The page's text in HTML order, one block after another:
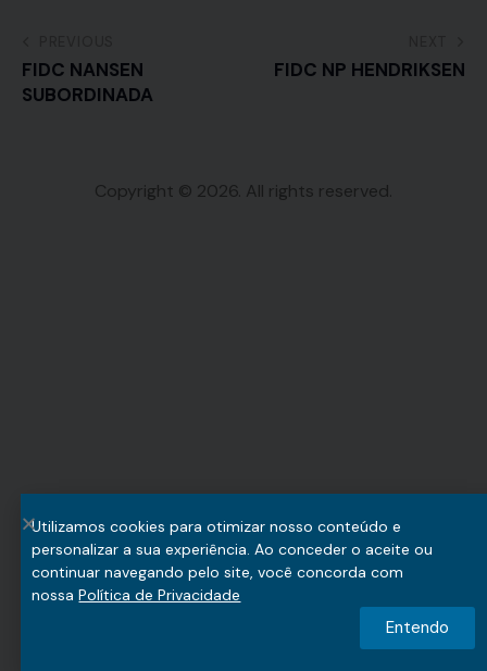
FIDC NANSEN
SUBORDINADA
FIDC NP HENDRIKSEN
Copyright © 2026. All rights reserved.
Utilizamos cookies para otimizar nosso conteúdo e
personalizar a sua experiência. Ao conceder o aceite ou
continuar navegando pelo site, você concorda com
nossaPolítica de Privacidade
Entendo